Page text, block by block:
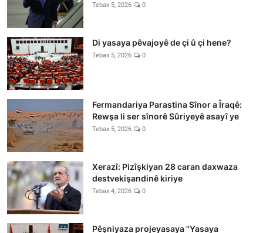
Tebax 5, 2026 0
Di yasaya pêvajoyê de çi û çi hene?
Tebax 5, 2026 0
Fermandariya Parastina Sînor a Îraqê:
Rewşa li ser sînorê Sûriyeyê asayî ye
Tebax 5, 2026 0
Xerazî: Pizîşkiyan 28 caran daxwaza
destvekişandinê kiriye
Tebax 4, 2026 0
Pêşniyaza projeyasaya "Yasaya